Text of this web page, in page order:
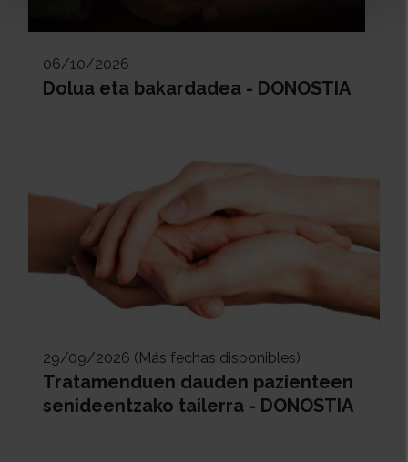
06/10/2026
Dolua eta bakardadea - DONOSTIA
29/09/2026 (Más fechas disponibles)
Tratamenduen dauden pazienteen
senideentzako tailerra - DONOSTIA